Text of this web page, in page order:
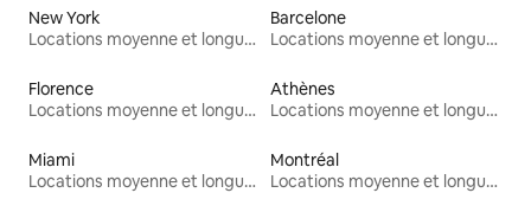
New York
Locations moyenne et longue durée
Barcelone
Locations moyenne et longue durée
Florence
Locations moyenne et longue durée
Athènes
Locations moyenne et longue durée
Miami
Locations moyenne et longue durée
Montréal
Locations moyenne et longue durée